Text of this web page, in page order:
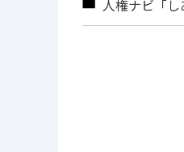
人権ナビ「し